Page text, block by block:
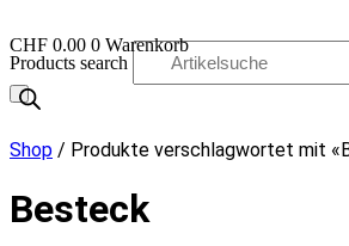
CHF 0.00 0 Warenkorb
OO
Products search
Shop / Produkte verschlagwortet mit
Besteck